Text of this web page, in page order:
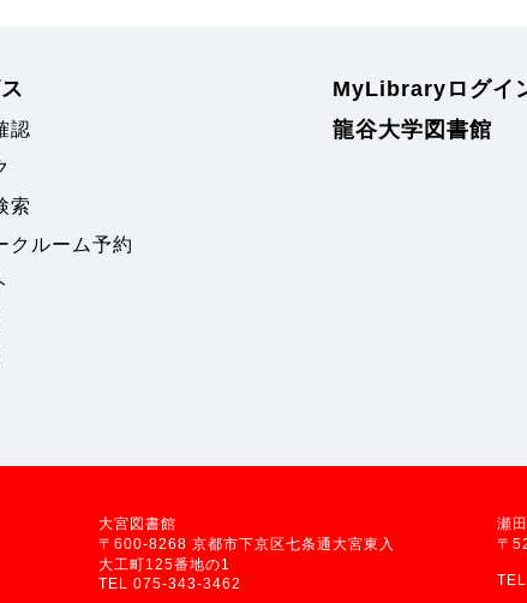
認
索
クルーム予約
MyLibraryログイ
龍谷大学図書館
大宮図書館
〒600-8268 京都市下京区七条通大宮東入
大工町125番地の1
TEL 075-343-3462
瀬
〒